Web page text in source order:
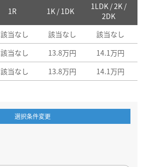
1R 1K / 1DK
1LDK / 2K /
2DK
該当なし 該当なし 該当なし
該当なし 13.8万円 14.1万円
該当なし 13.8万円 14.1万円
選択条件変更